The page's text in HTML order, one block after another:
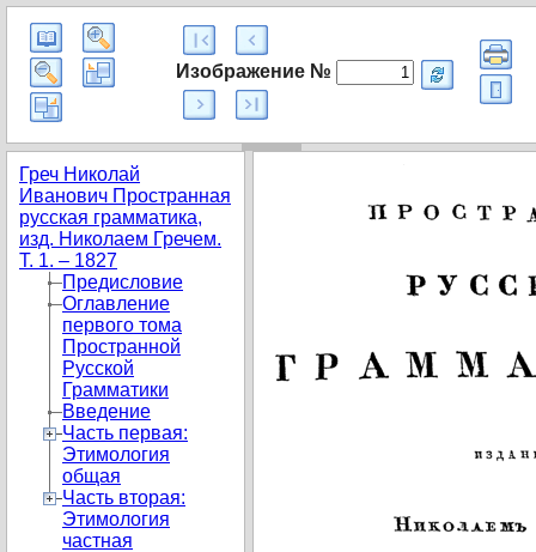
Изображение №
Греч Николай
Иванович Пространная
русская грамматика,
изд. Николаем Гречем.
Т. 1. – 1827
Предисловие
Оглавление
первого тома
Пространной
Русской
Грамматики
Введение
Часть первая:
Этимология
общая
Часть вторая:
Этимология
частная